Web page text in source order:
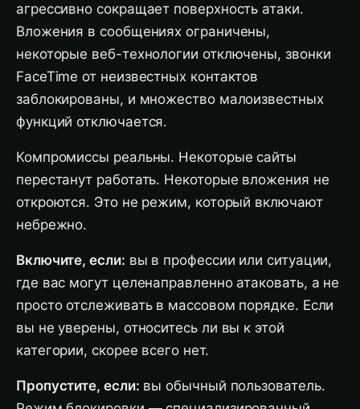
агрессивно сокращает поверхность атаки.
Вложения в сообщениях ограничены,
некоторые веб-технологии отключены, звонки
FaceTime от неизвестных контактов
заблокированы, и множество малоизвестных
функций отключается.
Компромиссы реальны. Некоторые сайты
перестанут работать. Некоторые вложения не
откроются. Это не режим, который включают
небрежно.
Включите, если: вы в профессии или ситуации,
где вас могут целенаправленно атаковать, а не
просто отслеживать в массовом порядке. Если
вы не уверены, относитесь ли вы к этой
категории, скорее всего нет.
Пропустите, если: вы обычный пользователь.